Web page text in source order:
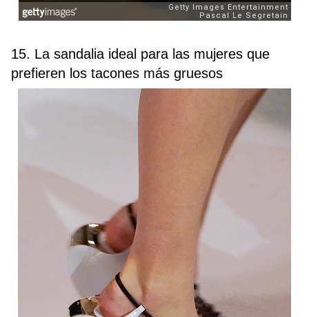
15. La sandalia ideal para las mujeres que
prefieren los tacones más gruesos